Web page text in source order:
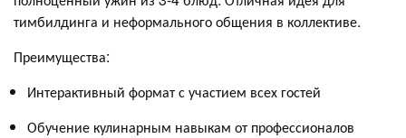
тимбилдинга и неформального общения в коллективе.
Преимущества:
Интерактивный формат с участием всех гостей
Обучение кулинарным навыкам от профессионалов